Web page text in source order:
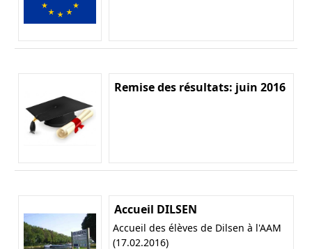
Remise des résultats: juin 2016
Accueil DILSEN
Accueil des élèves de Dilsen à l'AAM
(17.02.2016)